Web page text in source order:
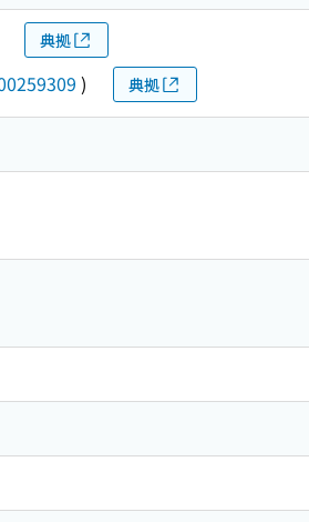
典拠
) 典拠